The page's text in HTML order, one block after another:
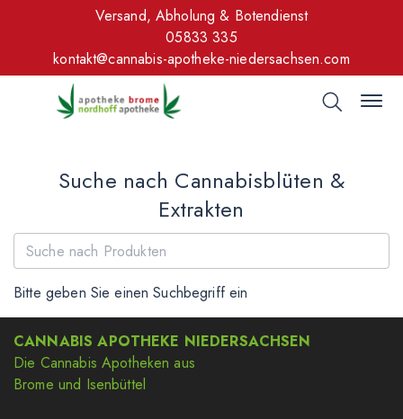
Versand, Abholung & Botendienst
05833 335
kontakt@cannabis-apotheke-niedersachsen.com
Suche nach Cannabisblüten &
Extrakten
Bitte geben Sie einen Suchbegriff ein
CANNABIS APOTHEKE NIEDERSACHSEN
Die Cannabis Apotheken aus
Brome und Isenbüttel